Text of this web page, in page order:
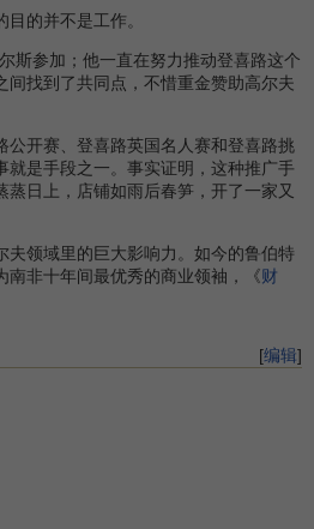
的并不是工作。
参加；他一直在努力推动登喜路这个
找到了共同点，不惜重金赞助高尔夫
开赛、登喜路英国名人赛和登喜路挑
是手段之一。事实证明，这种推广手
日上，店铺如雨后春笋，开了一家又
领域里的巨大影响力。如今的鲁伯特
非十年间最优秀的商业领袖，《财
[编辑]